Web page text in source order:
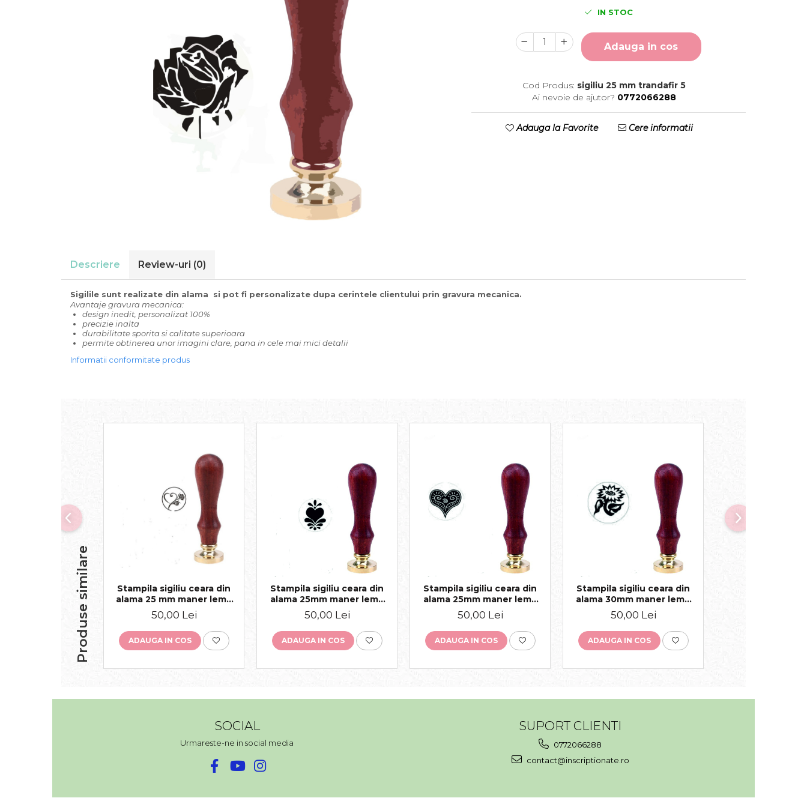
IN STOC
Adauga in cos
Cod Produs: sigiliu 25 mm trandafir 5
Ai nevoie de ajutor? 0772066288
Adauga la Favorite Cere informatii
Descriere Review-uri (0)
Sigilile sunt realizate din alama si pot fi personalizate dupa cerintele clientului prin gravura mecanica.
Avantaje gravura mecanica:
design inedit, personalizat 100%
precizie inalta
durabilitate sporita si calitate superioara
permite obtinerea unor imagini clare, pana in cele mai mici detalii
Informatii conformitate produs
Produse similare
Stampila sigiliu ceara din
alama 25 mm maner lemn
personalizat
50,00 Lei
ADAUGA IN COS
Stampila sigiliu ceara din
alama 25mm maner lemn
personalizat
50,00 Lei
ADAUGA IN COS
Stampila sigiliu ceara din
alama 25mm maner lemn
personalizat
50,00 Lei
ADAUGA IN COS
Stampila sigiliu ceara din
alama 30mm maner lemn
personalizat
50,00 Lei
ADAUGA IN COS
SOCIAL
Urmareste-ne in social media
SUPORT CLIENTI
0772066288
contact@inscriptionate.ro